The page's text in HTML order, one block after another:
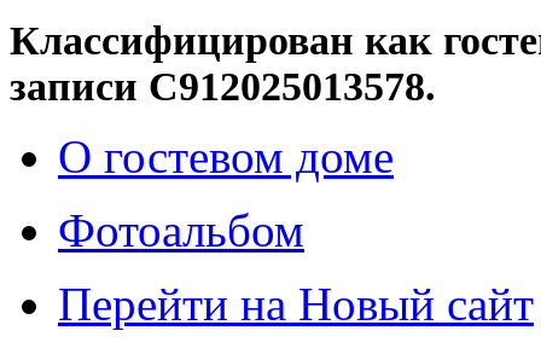
Классифицирован как
записи С912025013578.
О гостевом доме
Фотоальбом
Перейти на Новый сайт